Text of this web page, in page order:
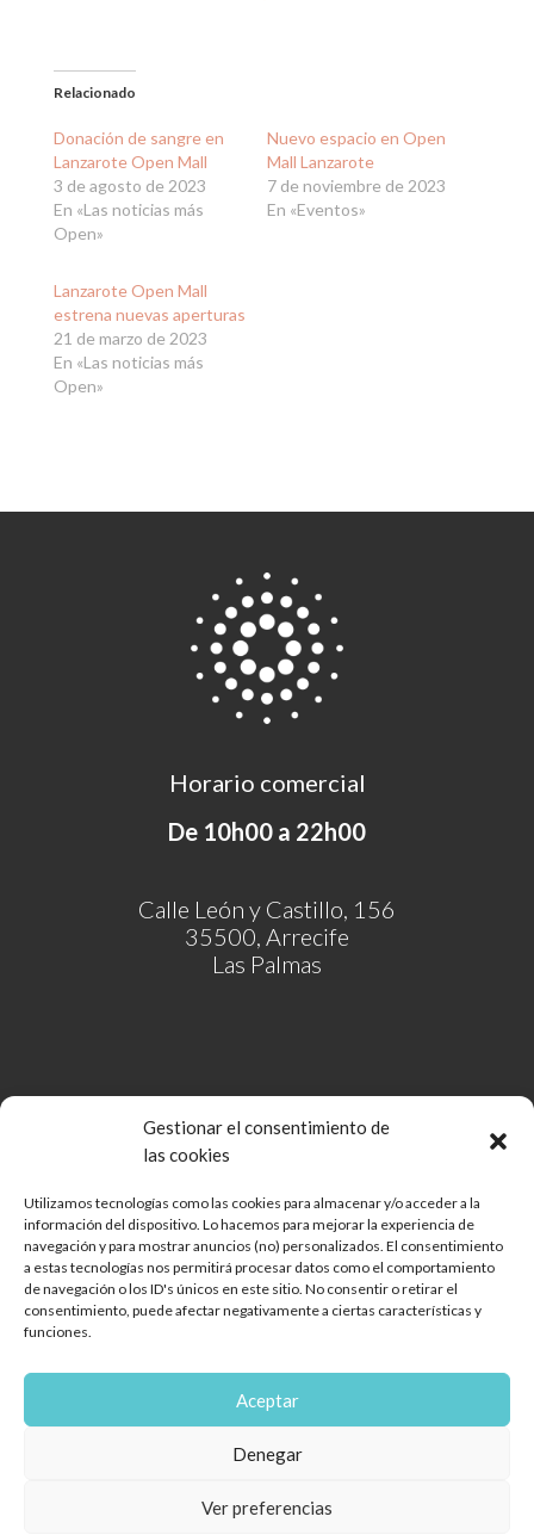
Gestionar el consentimiento de
las cookies
Utilizamos tecnologías como las cookies para almacenar y/o acceder a la
información del dispositivo. Lo hacemos para mejorar la experiencia de
navegación y para mostrar anuncios (no) personalizados. El consentimiento
a estas tecnologías nos permitirá procesar datos como el comportamiento
de navegación o los ID's únicos en este sitio. No consentir o retirar el
consentimiento, puede afectar negativamente a ciertas características y
funciones.
Aceptar
Denegar
Ver preferencias
Relacionado
Donación de sangre en
Lanzarote Open Mall
3 de agosto de 2023
En «Las noticias más
Open»
Nuevo espacio en Open
Mall Lanzarote
7 de noviembre de 2023
En «Eventos»
Lanzarote Open Mall
estrena nuevas aperturas
21 de marzo de 2023
En «Las noticias más
Open»
Horario comercial
De 10h00 a 22h00
Calle León y Castillo, 156
35500, Arrecife
Las Palmas
Comunidad de Bienes Open Mall Lanzarote CB
Aviso legal
Política de cookies
Protección de Datos
Diseño web